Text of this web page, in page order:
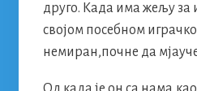
друго. Када има жељу за
својом посебном
немиран,почне да